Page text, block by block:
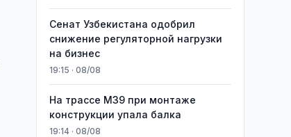
Сенат Узбекистана одобрил
снижение регуляторной нагрузки
на бизнес
19:15 · 08/08
На трассе M39 при монтаже
конструкции упала балка
19:14 · 08/08